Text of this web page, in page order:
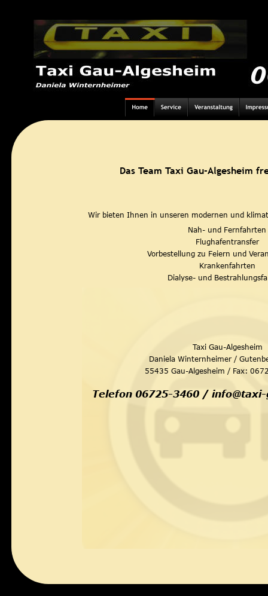
Das Team Taxi Gau-Algesheim
Wir bieten Ihnen in unseren modernen und
Nah- und Fernfahrten
Flughafentransfer
Vorbestellung zu Feiern und
Krankenfahrten
Dialyse- und
Taxi Gau-Algesheim
Daniela Winternheimer /
55435 Gau-Algesheim / Fax:
Telefon 06725-3460 /